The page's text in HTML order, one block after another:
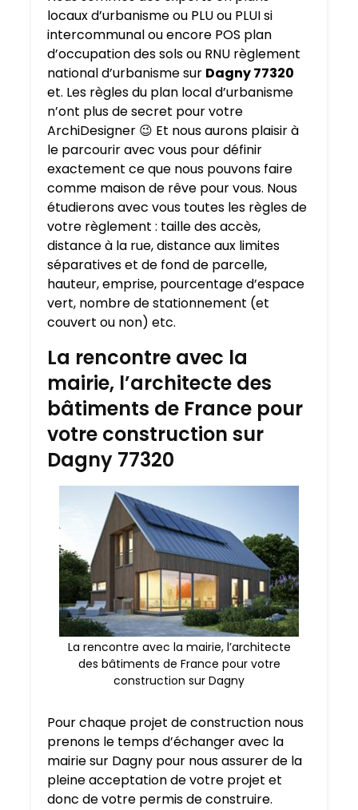
locaux d’urbanisme ou PLU ou PLUI si
intercommunal ou encore POS plan
d’occupation des sols ou RNU règlement
national d’urbanisme sur Dagny 77320
et. Les règles du plan local d’urbanisme
n’ont plus de secret pour votre
ArchiDesigner 😉 Et nous aurons plaisir à
le parcourir avec vous pour définir
exactement ce que nous pouvons faire
comme maison de rêve pour vous. Nous
étudierons avec vous toutes les règles de
votre règlement : taille des accès,
distance à la rue, distance aux limites
séparatives et de fond de parcelle,
hauteur, emprise, pourcentage d’espace
vert, nombre de stationnement (et
couvert ou non) etc.
La rencontre avec la
mairie, l’architecte des
bâtiments de France pour
votre construction sur
Dagny 77320
La rencontre avec la mairie, l’architecte
des bâtiments de France pour votre
construction sur Dagny
Pour chaque projet de construction nous
prenons le temps d’échanger avec la
mairie sur Dagny pour nous assurer de la
pleine acceptation de votre projet et
donc de votre permis de construire.